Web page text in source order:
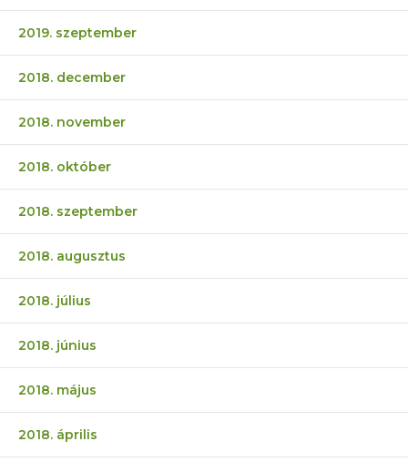
2019. szeptember
2018. december
2018. november
2018. október
2018. szeptember
2018. augusztus
2018. július
2018. június
2018. május
2018. április